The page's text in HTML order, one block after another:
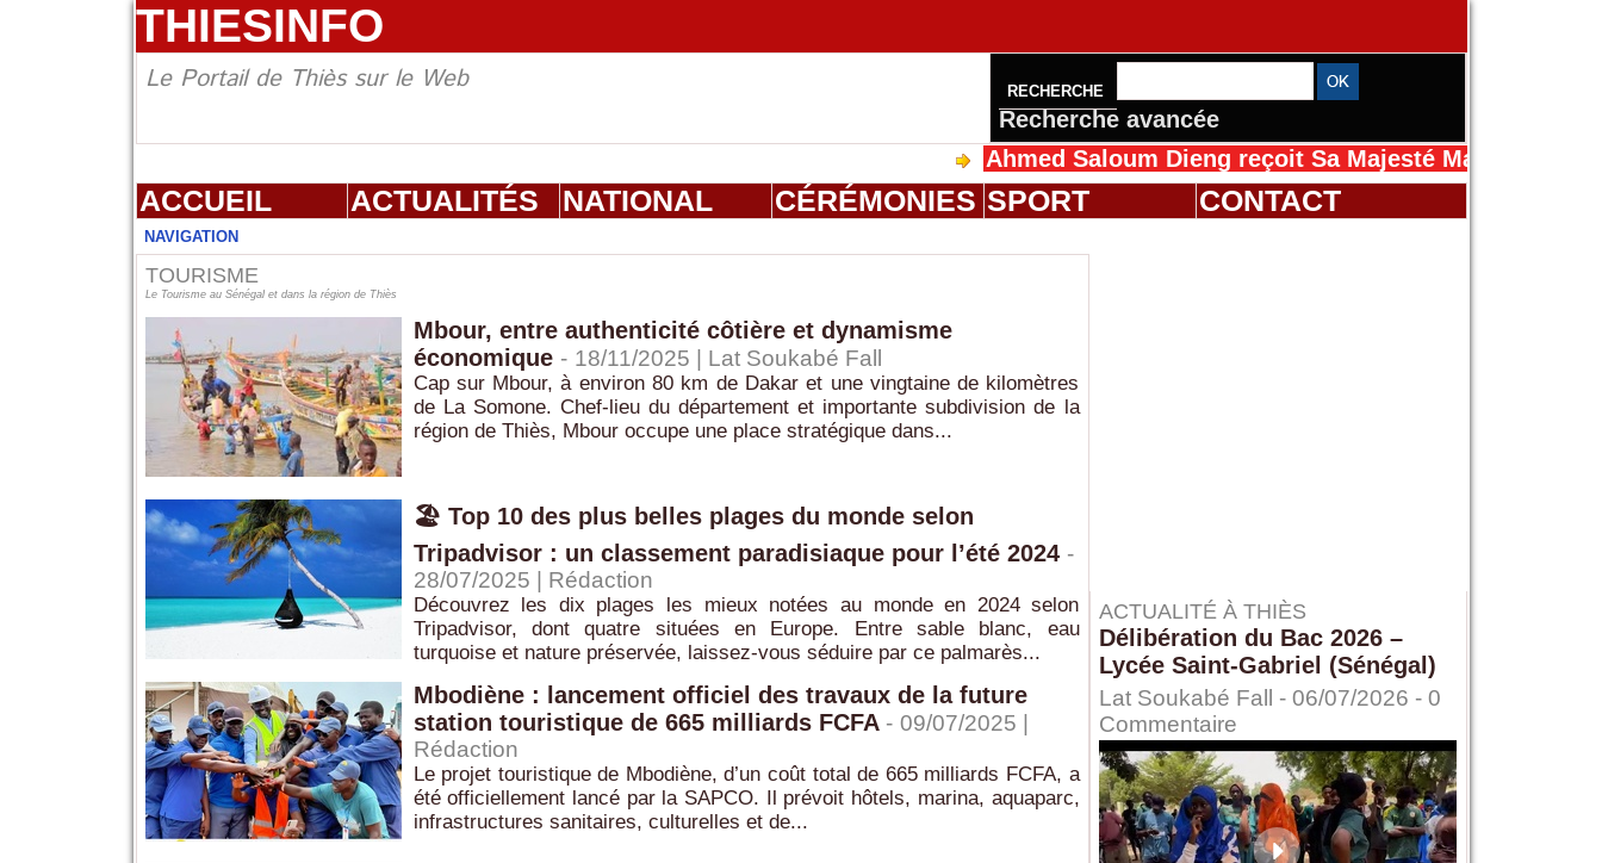
THIESINFO
Le Portail de Thiès sur le Web RECHERCHE
Recherche avancée
Ahmed Saloum Dieng reçoit Sa Majesté Mansah Cissé au
ACCUEIL ACTUALITÉS NATIONAL CÉRÉMONIES SPORT CONTACT
NAVIGATION
TOURISME
Le Tourisme au Sénégal et dans la région de Thiès
Mbour, entre authenticité côtière et dynamisme
économique - 18/11/2025 | Lat Soukabé Fall
Cap sur Mbour, à environ 80 km de Dakar et une vingtaine de kilomètres
de La Somone. Chef-lieu du département et importante subdivision de la
région de Thiès, Mbour occupe une place stratégique dans...
🏖️ Top 10 des plus belles plages du monde selon
Tripadvisor : un classement paradisiaque pour l’été 2024 -
28/07/2025 | Rédaction
Découvrez les dix plages les mieux notées au monde en 2024 selon
Tripadvisor, dont quatre situées en Europe. Entre sable blanc, eau
turquoise et nature préservée, laissez-vous séduire par ce palmarès...
Mbodiène : lancement officiel des travaux de la future
station touristique de 665 milliards FCFA - 09/07/2025 |
Rédaction
Le projet touristique de Mbodiène, d’un coût total de 665 milliards FCFA, a
été officiellement lancé par la SAPCO. Il prévoit hôtels, marina, aquaparc,
infrastructures sanitaires, culturelles et de...
ACTUALITÉ À THIÈS
Délibération du Bac 2026 –
Lycée Saint-Gabriel (Sénégal)
Lat Soukabé Fall - 06/07/2026 - 0
Commentaire